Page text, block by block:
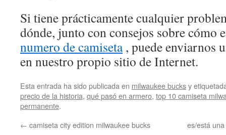
Si tiene prácticamente cualquier
dónde, junto con consejos sobre cómo
numero de camiseta, puede enviarnos
en nuestro propio sitio de Internet.
Esta entrada ha sido publicada en milwaukee bucksy
precio de la historia, qué pasó en armero, top 10 camiseta
permanente.
← camiseta city edition milwaukee bucks es/está